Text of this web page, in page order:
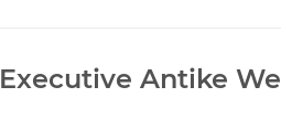
Executive Antike